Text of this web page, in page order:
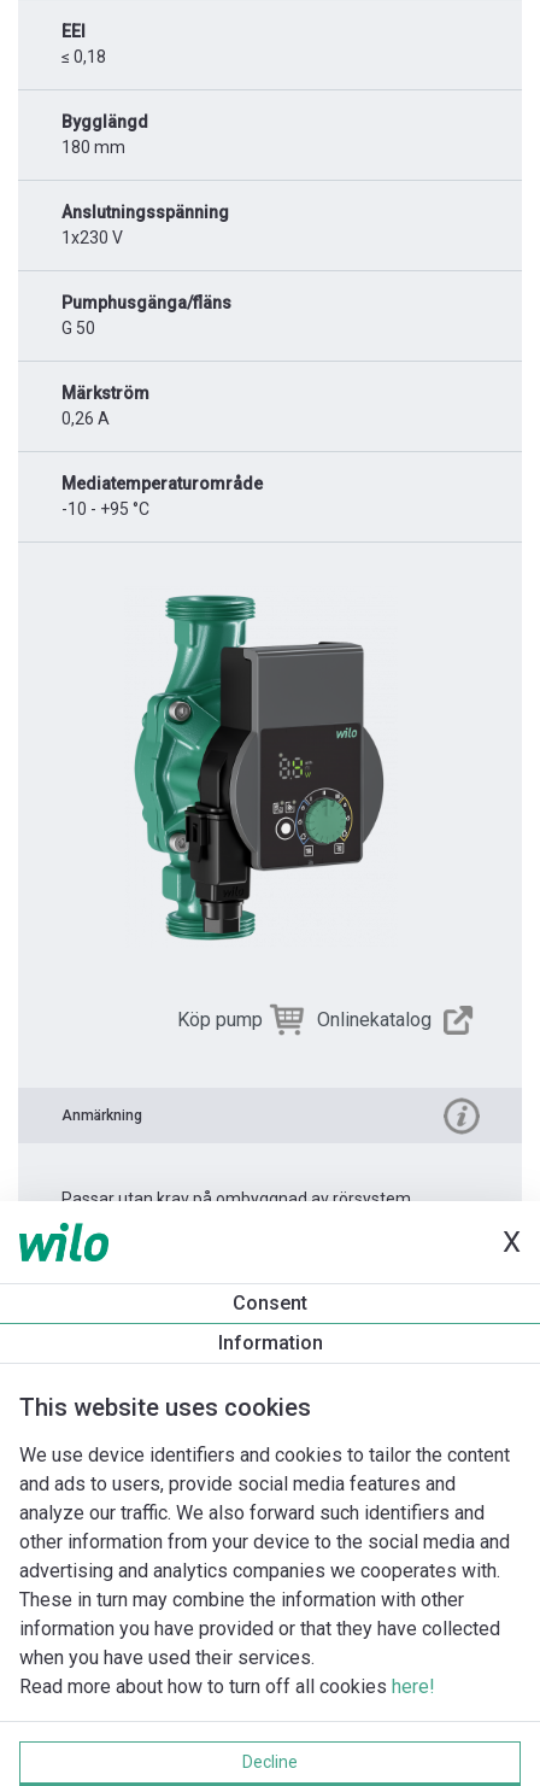
X
Consent
Information
This website uses cookies
We use device identifiers and cookies to tailor the content
and ads to users, provide social media features and
analyze our traffic. We also forward such identifiers and
other information from your device to the social media and
advertising and analytics companies we cooperates with.
These in turn may combine the information with other
information you have provided or that they have collected
when you have used their services.
Read more about how to turn off all cookies here!
Decline
EEI
≤ 0,18
Bygglängd
180 mm
Anslutningsspänning
1x230 V
Pumphusgänga/fläns
G 50
Märkström
0,26 A
Mediatemperaturområde
-10 - +95 °C
Köp pump Onlinekatalog
Anmärkning
Passar utan krav på ombyggnad av rörsystem.
Produktinformation
Imprint
Behandling av personuppgifter